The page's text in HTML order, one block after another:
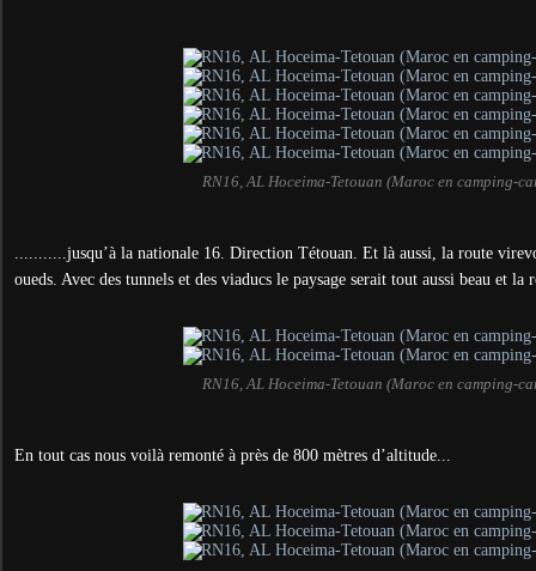
RN16, AL Hoceima-Tetouan (Maroc en camping-
...........jusqu’à la nationale 16. Direction Tétouan. Et là aussi, la route
oueds. Avec des tunnels et des viaducs le paysage serait tout aussi beau et
RN16, AL Hoceima-Tetouan (Maroc en camping-
En tout cas nous voilà remonté à près de 800 mètres d’altitude...